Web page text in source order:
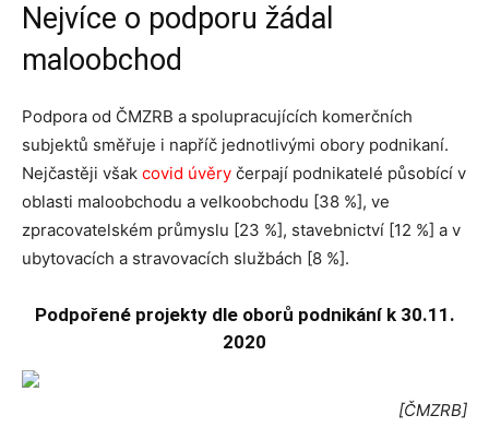
Nejvíce o podporu žádal
maloobchod
Podpora od ČMZRB a spolupracujících komerčních
subjektů směřuje i napříč jednotlivými obory podnikaní.
Nejčastěji však covid úvěry čerpají podnikatelé působící v
oblasti maloobchodu a velkoobchodu [38 %], ve
zpracovatelském průmyslu [23 %], stavebnictví [12 %] a v
ubytovacích a stravovacích službách [8 %].
Podpořené projekty dle oborů podnikání k 30.11.
2020
[ČMZRB]